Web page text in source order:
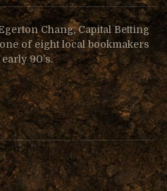
Chang, Capital Betting
of eight local bookmakers
90’s.